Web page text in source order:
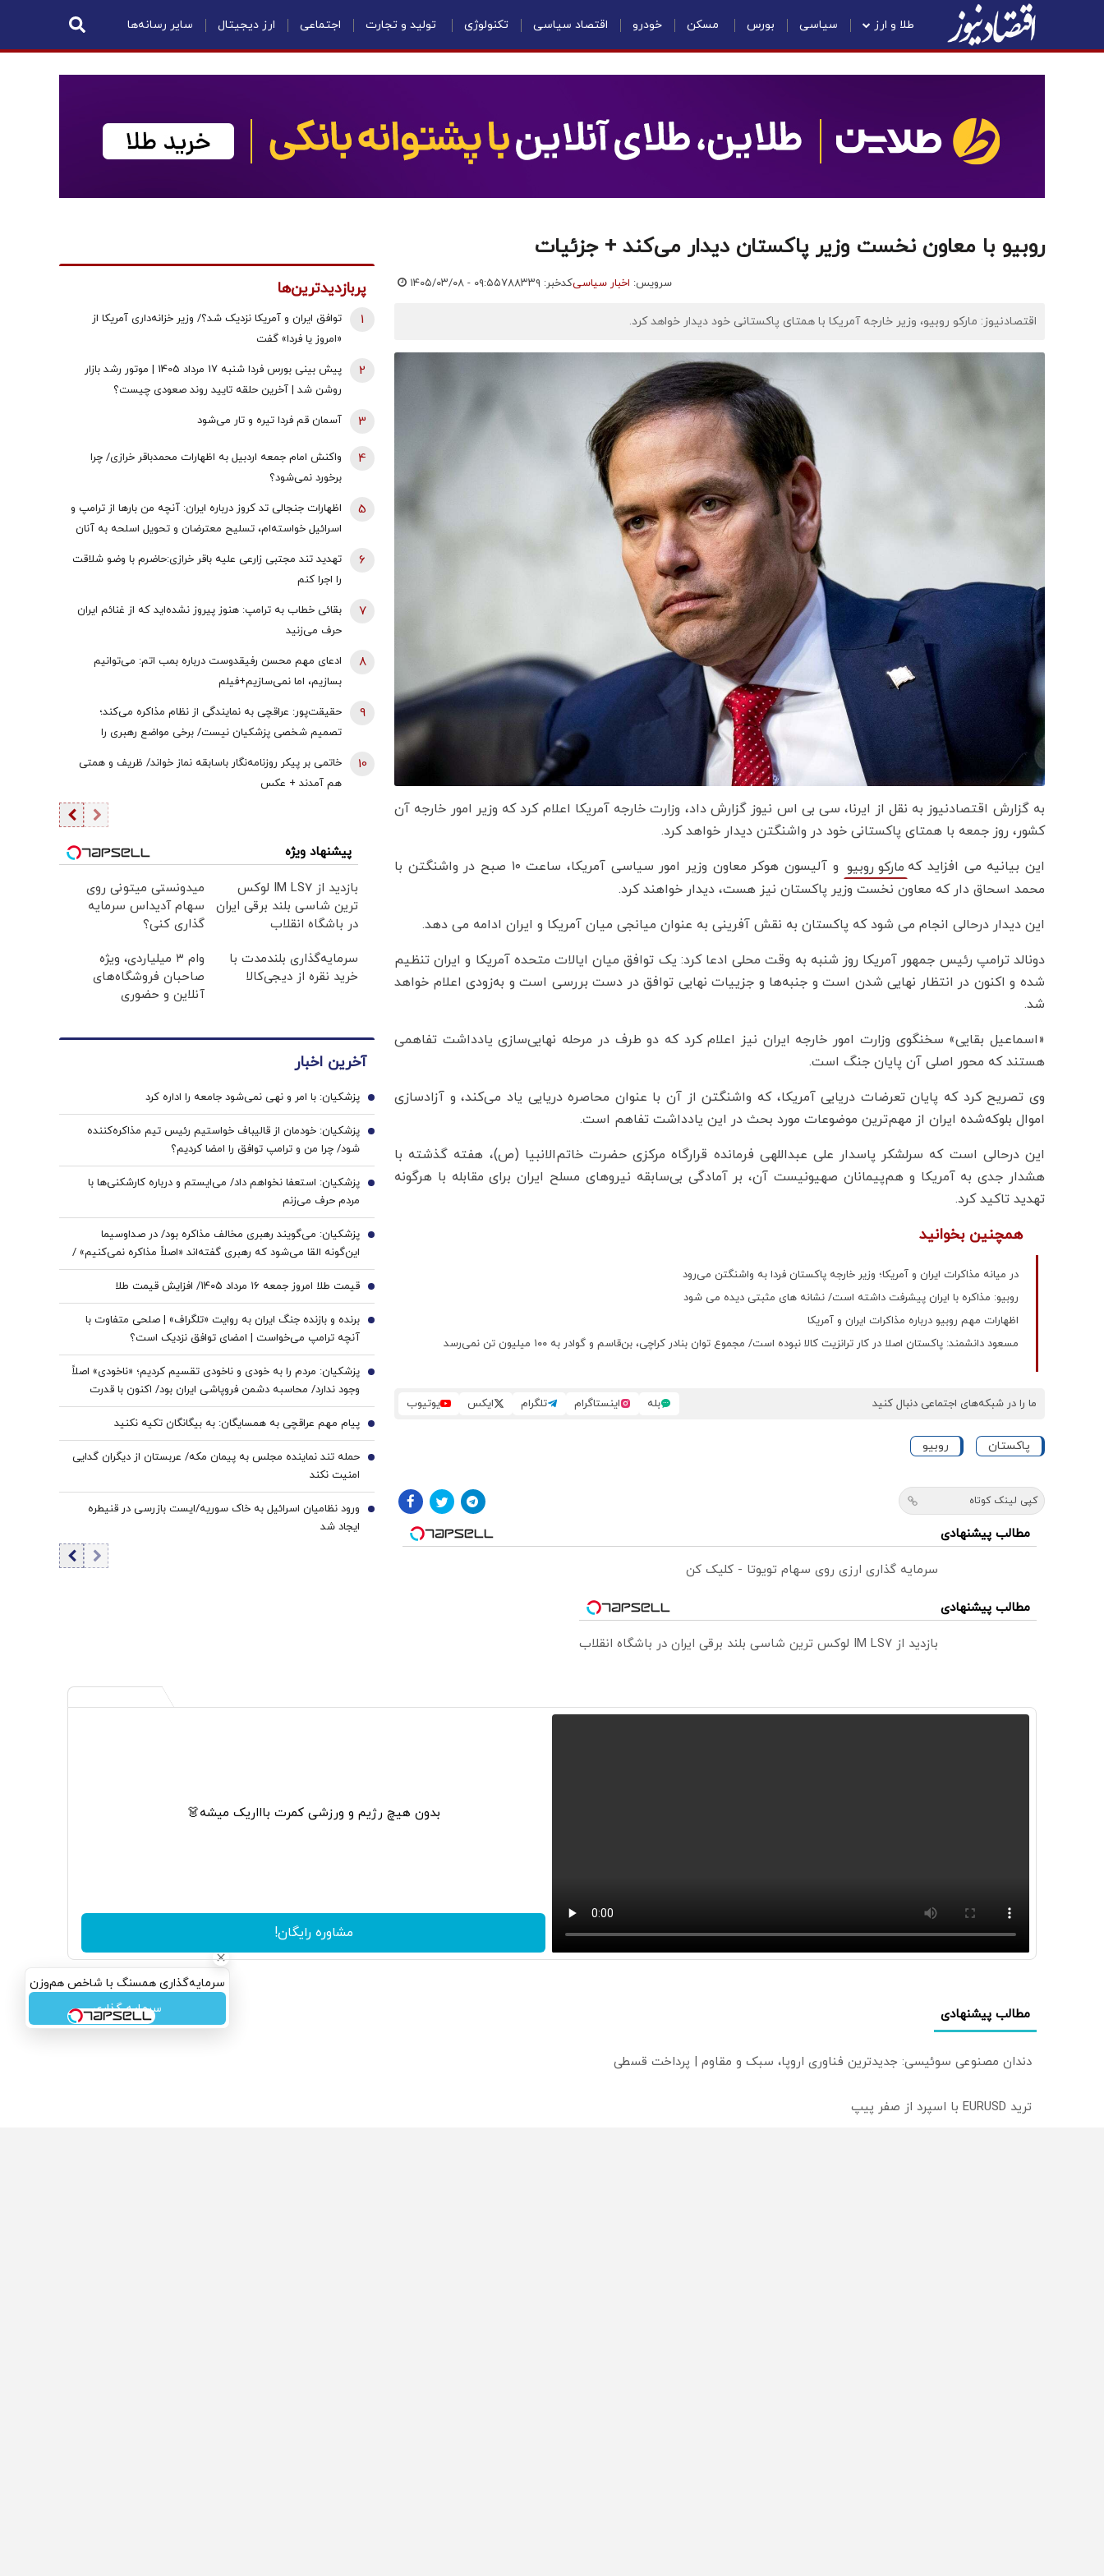
طلا و ارز سیاسی بورس مسکن خودرو اقتصاد سیاسی تکنولوژی تولید و تجارت اجتماعی ارز دیجیتال سایر رسانه‌ها
روبیو با معاون نخست وزیر پاکستان دیدار می‌کند + جزئیات
سرویس: اخبار سیاسیکدخبر: ۷۸۸۳۳۹ ۱۴۰۵/۰۳/۰۸ - ۰۹:۵۵
اقتصادنیوز: مارکو روبیو، وزیر خارجه آمریکا با همتای پاکستانی خود دیدار خواهد کرد.
به گزارش اقتصادنیوز به نقل از ایرنا، سی بی اس نیوز گزارش داد، وزارت خارجه آمریکا اعلام کرد که وزیر امور خارجه آن
کشور، روز جمعه با همتای پاکستانی خود در واشنگتن دیدار خواهد کرد.
این بیانیه می افزاید که مارکو روبیو
و آلیسون هوکر معاون وزیر امور سیاسی آمریکا، ساعت ۱۰ صبح در واشنگتن با
محمد اسحاق دار که معاون نخست وزیر پاکستان نیز هست، دیدار خواهند کرد.
این دیدار درحالی انجام می شود که پاکستان به نقش آفرینی به عنوان میانجی میان آمریکا و ایران ادامه می دهد.
دونالد ترامپ رئیس جمهور آمریکا روز شنبه به وقت محلی ادعا کرد: یک توافق میان ایالات متحده آمریکا و ایران تنظیم
شده و اکنون در انتظار نهایی شدن است و جنبه‌ها و جزییات نهایی توافق در دست بررسی است و به‌زودی اعلام خواهد
شد.
«اسماعیل بقایی» سخنگوی وزارت امور خارجه ایران نیز اعلام کرد که دو طرف در مرحله نهایی‌سازی یادداشت تفاهمی
هستند که محور اصلی آن پایان جنگ است.
وی تصریح کرد که پایان تعرضات دریایی آمریکا، که واشنگتن از آن با عنوان محاصره دریایی یاد می‌کند، و آزادسازی
اموال بلوکه‌شده ایران از مهم‌ترین موضوعات مورد بحث در این یادداشت تفاهم است.
این درحالی است که سرلشکر پاسدار علی عبداللهی فرمانده قرارگاه مرکزی حضرت خاتم‌الانبیا (ص)، هفته گذشته با
هشدار جدی به آمریکا و هم‌پیمانان صهیونیست آن، بر آمادگی بی‌سابقه نیروهای مسلح ایران برای مقابله با هرگونه
تهدید تاکید کرد.
همچنین بخوانید
در میانه مذاکرات ایران و آمریکا؛ وزیر خارجه پاکستان فردا به واشنگتن می‌رود
روبیو: مذاکره با ایران پیشرفت داشته است/ نشانه های مثبتی دیده می شود
اظهارات مهم روبیو درباره مذاکرات ایران و آمریکا
مسعود دانشمند: پاکستان اصلا در کار ترانزیت کالا نبوده است/ مجموع توان بنادر کراچی، بن‌قاسم و گوادر به ۱۰۰ میلیون تن نمی‌رسد
ما را در شبکه‌های اجتماعی دنبال کنید بله اینستاگرام تلگرام ایکس یوتیوب
پاکستان روبیو
کپی لینک کوتاه
مطالب پیشنهادی
سرمایه گذاری ارزی روی سهام تویوتا - کلیک کن
مطالب پیشنهادی
بازدید از IM LS7 لوکس ترین شاسی بلند برقی ایران در باشگاه انقلاب
سرمایه‌گذاری همسنگ با شاخص هم‌وزن
سرمایه گذاری
پربازدیدترین‌ها
توافق ایران و آمریکا نزدیک شد؟/ وزیر خزانه‌داری آمریکا از
«امروز یا فردا» گفت
1
پیش بینی بورس فردا شنبه 17 مرداد 1405 | موتور رشد بازار
روشن شد | آخرین حلقه تایید روند صعودی چیست؟
2
آسمان قم فردا تیره و تار می‌شود 3
واکنش امام جمعه اردبیل به اظهارات محمدباقر خرازی/ چرا
برخورد نمی‌شود؟
4
اظهارات جنجالی تد کروز درباره ایران: آنچه من بارها از ترامپ و
اسرائیل خواسته‌ام، تسلیح معترضان و تحویل اسلحه به آنان
5
تهدید تند مجتبی زارعی علیه باقر خرازی:حاضرم با وضو شلاقت
را اجرا کنم
6
بقائی خطاب به ترامپ: هنوز پیروز نشده‌اید که از غنائم ایران
حرف می‌زنید
7
ادعای مهم محسن رفیقدوست درباره بمب اتم: می‌توانیم
بسازیم، اما نمی‌سازیم+فیلم
8
حقیقت‌پور: عراقچی به نمایندگی از نظام مذاکره می‌کند؛
تصمیم شخصی پزشکیان نیست/ برخی مواضع رهبری را
9
خاتمی بر پیکر روزنامه‌نگار باسابقه نماز خواند/ ظریف و همتی
هم آمدند + عکس
10
پیشنهاد ویژه
بازدید از IM LS7 لوکس
ترین شاسی بلند برقی ایران
در باشگاه انقلاب
میدونستی میتونی روی
سهام آدیداس سرمایه
گذاری کنی؟
سرمایه‌گذاری بلندمدت با
خرید نقره از دیجی‌کالا
وام ۳ میلیاردی، ویژه
صاحبان فروشگاه‌های
آنلاین و حضوری
آخرین اخبار
پزشکیان: با امر و نهی نمی‌شود جامعه را اداره کرد 1
پزشکیان: خودمان از قالیباف خواستیم رئیس تیم مذاکره‌کننده
شود/ چرا من و ترامپ توافق را امضا کردیم؟
2
پزشکیان: استعفا نخواهم داد/ می‌ایستم و درباره کارشکنی‌ها با
مردم حرف می‌زنم
3
پزشکیان: می‌گویند رهبری مخالف مذاکره بود/ در صداوسیما
این‌گونه القا می‌شود که رهبری گفته‌اند «اصلاً مذاکره نمی‌کنیم» /
ما با اجازه ایشان مذاکره کردیم
4
قیمت طلا امروز جمعه ۱۶ مرداد ۱۴۰۵/ افزایش قیمت طلا 5
برنده و بازنده جنگ ایران به روایت «تلگراف» | صلحی متفاوت با
آنچه ترامپ می‌خواست | امضای توافق نزدیک است؟
6
پزشکیان: مردم را به خودی و ناخودی تقسیم کردیم؛ «ناخودی» اصلاً
وجود ندارد/ محاسبه دشمن فروپاشی ایران بود/ اکنون با قدرت
بیشتری ایستاده‌ایم
7
پیام مهم عراقچی به همسایگان: به بیگانگان تکیه نکنید 8
حمله تند نماینده مجلس به پیمان مکه/ عربستان از دیگران گدایی
امنیت نکند
9
ورود نظامیان اسرائیل به خاک سوریه/ایست بازرسی در قنیطره
ایجاد شد
10
بدون هیچ رژیم و ورزشی کمرت باااریک میشه👗
مشاوره رایگان!
مطالب پیشنهادی
دندان مصنوعی سوئیسی: جدیدترین فناوری اروپا، سبک و مقاوم | پرداخت قسطی
ترید EURUSD با اسپرد از صفر پیپ